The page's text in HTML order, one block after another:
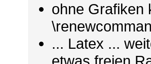
ohne Grafiken
... Latex ...